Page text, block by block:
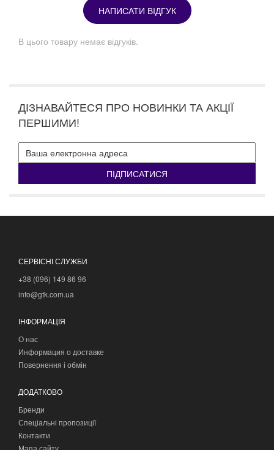
НАПИСАТИ ВІДГУК
В цього товару немає відгуків.
ДІЗНАВАЙТЕСЯ ПРО НОВИНКИ ТА АКЦІЇ
ПЕРШИМИ!
ПІДПИСАТИСЯ
СЕРВІСНІ СЛУЖБИ
+38 (096) 149 86 96
info@gtk.com.ua
ІНФОРМАЦІЯ
О нас
Информация о доставке
Повернення і обмін
ДОДАТКОВО
Бренди
Спеціальні пропозиції
Контакти